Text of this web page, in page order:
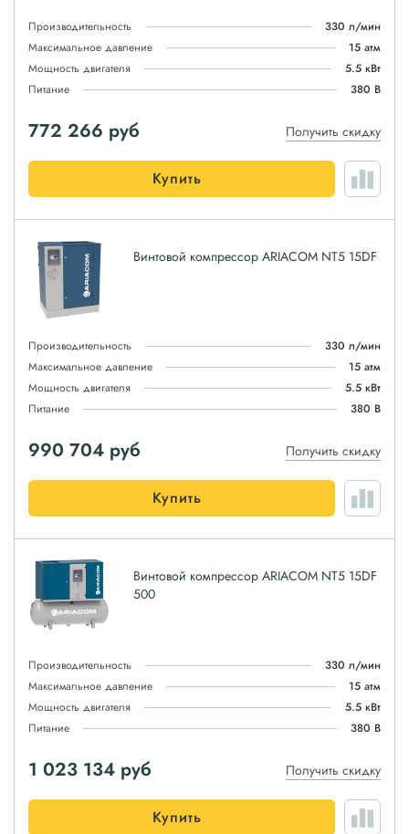
Производительность
330 л/мин
Максимальное давление
15 атм
Мощность двигателя
5.5 кВт
Питание
380 В
772 266 руб Получить скидку
Купить
Винтовой компрессор ARIACOM NT5 15DF
Производительность
330 л/мин
Максимальное давление
15 атм
Мощность двигателя
5.5 кВт
Питание
380 В
990 704 руб Получить скидку
Купить
Винтовой компрессор ARIACOM NT5 15DF
500
Производительность
330 л/мин
Максимальное давление
15 атм
Мощность двигателя
5.5 кВт
Питание
380 В
1 023 134 руб Получить скидку
Купить